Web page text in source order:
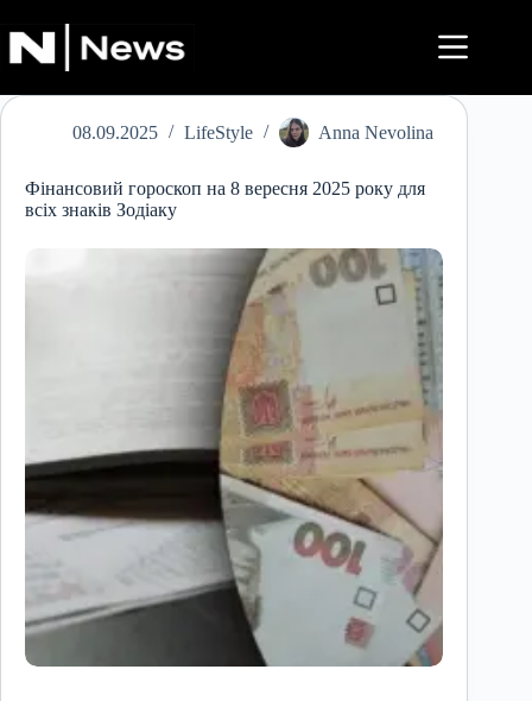
до
вмісту
08.09.2025 LifeStyle Anna Nevolina
Фінансовий гороскоп на 8 вересня 2025 року для
всіх знаків Зодіаку